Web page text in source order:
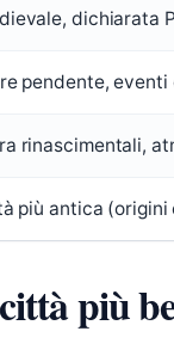
dichiarata
pendente,
rinascimentali,
più antica (origini
più